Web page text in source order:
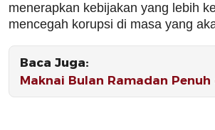
menerapkan kebijakan yang lebih
mencegah korupsi di masa yang
Baca Juga:
Maknai Bulan Ramadan